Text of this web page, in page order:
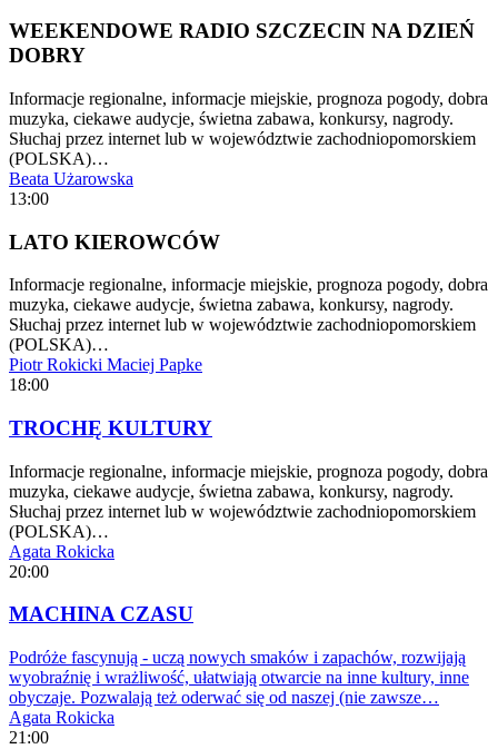
WEEKENDOWE RADIO SZCZECIN NA DZIEŃ
DOBRY
Informacje regionalne, informacje miejskie, prognoza pogody, dobra
muzyka, ciekawe audycje, świetna zabawa, konkursy, nagrody.
Słuchaj przez internet lub w województwie zachodniopomorskiem
(POLSKA)…
Beata Użarowska
13:00
LATO KIEROWCÓW
Informacje regionalne, informacje miejskie, prognoza pogody, dobra
muzyka, ciekawe audycje, świetna zabawa, konkursy, nagrody.
Słuchaj przez internet lub w województwie zachodniopomorskiem
(POLSKA)…
Piotr Rokicki Maciej Papke
18:00
TROCHĘ KULTURY
Informacje regionalne, informacje miejskie, prognoza pogody, dobra
muzyka, ciekawe audycje, świetna zabawa, konkursy, nagrody.
Słuchaj przez internet lub w województwie zachodniopomorskiem
(POLSKA)…
Agata Rokicka
20:00
MACHINA CZASU
Podróże fascynują - uczą nowych smaków i zapachów, rozwijają
wyobraźnię i wrażliwość, ułatwiają otwarcie na inne kultury, inne
obyczaje. Pozwalają też oderwać się od naszej (nie zawsze…
Agata Rokicka
21:00